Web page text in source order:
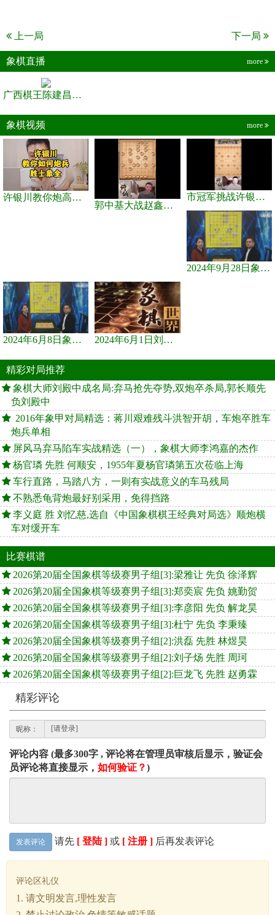
上一局 下一局
象棋直播 more
广西棋王陈建昌直播间
象棋视频 more
许银川教你炮高兵士象全如何赢士象全，简单四步即可
郭中基大战赵鑫鑫，许银川激情讲解
市冠军挑战许银川，急进中兵变化真激烈！
2024年9月28日象棋世界栏目，刘君、蒋川讲解了第九届杨官璘杯象棋...
2024年6月8日象棋世界，刘君、蒋川讲解了第九届杨官璘杯全国象棋... 2024年6月1日刘君、蒋川讲解第三届上海杯象棋大师赛谢靖与李少庚...
精彩对局推荐
象棋大师刘殿中成名局:弃马抢先夺势,双炮卒杀局,郭长顺先
负刘殿中
2016年象甲对局精选：蒋川艰难残斗洪智开胡，车炮卒胜车
炮兵单相
屏风马弃马陷车实战精选（一），象棋大师李鸿嘉的杰作
杨官璘 先胜 何顺安，1955年夏杨官璘第五次莅临上海
车行直路，马踏八方，一则有实战意义的车马残局
不熟悉龟背炮最好别采用，免得挡路
李义庭 胜 刘忆慈,选自《中国象棋棋王经典对局选》顺炮横
车对缓开车
比赛棋谱
2026第20届全国象棋等级赛男子组[3]:梁雅让 先负 徐泽辉
2026第20届全国象棋等级赛男子组[3]:郑奕宸 先负 姚勤贺
2026第20届全国象棋等级赛男子组[3]:李彦阳 先负 解龙昊
2026第20届全国象棋等级赛男子组[3]:杜宁 先负 李秉臻
2026第20届全国象棋等级赛男子组[2]:洪磊 先胜 林煜昊
2026第20届全国象棋等级赛男子组[2]:刘子炀 先胜 周珂
2026第20届全国象棋等级赛男子组[2]:巨龙飞 先胜 赵勇霖
精彩评论
昵称：
评论内容 (最多300字 , 评论将在管理员审核后显示，验证会
员评论将直接显示， 如何验证？)
发表评论 请先 [ 登陆 ] 或 [ 注册 ] 后再发表评论
评论区礼仪
1. 请文明发言,理性发言